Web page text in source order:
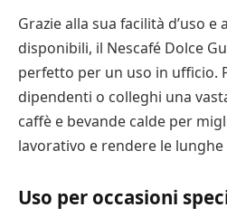
Grazie alla sua facilità d’uso
disponibili, il Nescafé Dolce
perfetto per un uso in ufficio.
dipendenti o colleghi una
caffè e bevande calde per
lavorativo e rendere le
Uso per occasioni